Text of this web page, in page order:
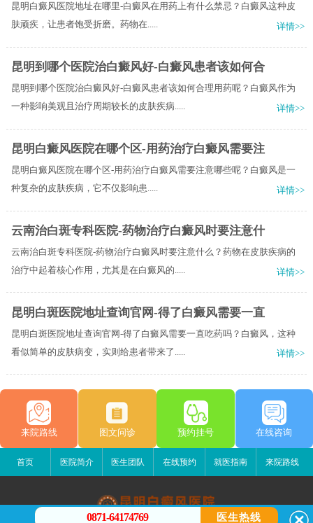
昆明白癜风医院地址在哪里-白癜风在用药上有什么禁忌？​白癜风这种皮
肤顽疾，让患者饱受折磨。药物在.....
详情>>
昆明到哪个医院治白癜风好-白癜风患者该如何合
昆明到哪个医院治白癜风好-白癜风患者该如何合理用药呢？白癜风作为
一种影响美观且治疗周期较长的皮肤疾病.....
详情>>
昆明白癜风医院在哪个区-用药治疗白癜风需要注
昆明白癜风医院在哪个区-用药治疗白癜风需要注意哪些呢？白癜风是一
种复杂​的皮肤疾病，它不仅影响患.....
详情>>
云南治白斑专科医院-药物治疗白癜风时要注意什
云南治白斑专科医院-药物治疗白癜风时要注意什么？药物在皮肤疾病的
治疗中起着核心作用，尤其是在白癜风的.....
详情>>
昆明白斑医院地址查询官网-得了白癜风需要一直
昆明白斑医院地址查询官网-得了白癜风需要一直吃药吗？白癜风，这种
看似简单的皮肤病变，实则给患者带来了.....
详情>>
来院路线 图文问诊 预约挂号 在线咨询
首页 医院简介 医生团队 在线预约 就医指南 来院路线
0871-64174769 医生热线